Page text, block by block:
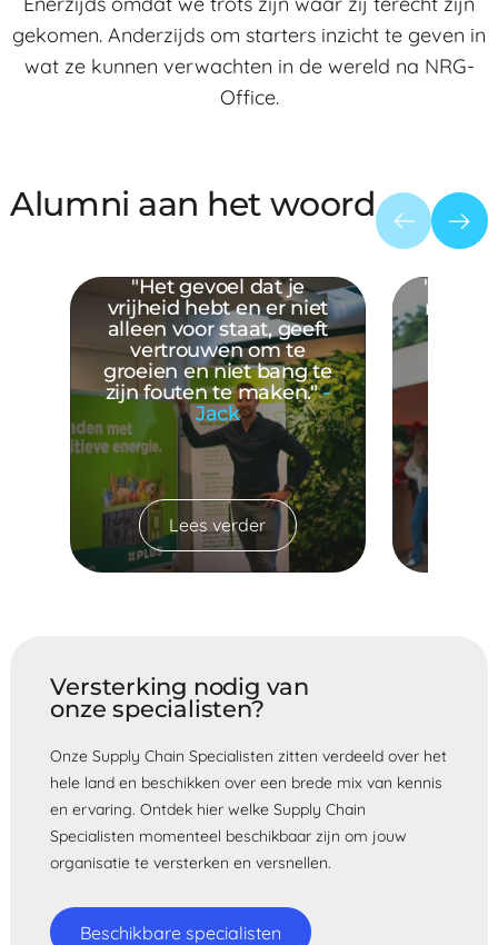
gekomen. Anderzijds om starters inzicht te geven in
wat ze kunnen verwachten in de wereld na NRG-
Office.
Alumni aan het woord
"Het gevoel dat je
vrijheid hebt en er niet
alleen voor staat, geeft
vertrouwen om te
groeien en niet bang te
zijn fouten te maken."-
Jack
Lees verder
"Ik
mijn
Versterking nodig van
onze specialisten?
Onze Supply Chain Specialisten zitten verdeeld over het
hele land en beschikken over een brede mix van kennis
en ervaring. Ontdek hier welke Supply Chain
Specialisten momenteel beschikbaar zijn om jouw
organisatie te versterken en versnellen.
Beschikbare specialisten